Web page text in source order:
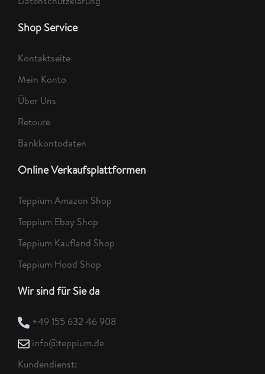
Shop Service
Kontaktseite
Mein Konto
Über Uns
Retoure
Bankkontodaten
Online Verkaufsplattformen
Teppium Amazon Shop
Teppium Ebay Shop
Teppium Kaufland Shop
Teppium Hood Shop
Wir sind für Sie da
+49 155 632 46 908
info@teppium.de
Kundendienst: